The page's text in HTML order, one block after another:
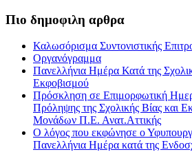
Πιο δημοφιλη αρθρα
Καλωσόρισμα Συντονιστικής
Οργανόγραμμα
Πανελλήνια Ημέρα Κατά της
Εκφοβισμού
Πρόσκληση σε Επιμορφωτική
Πρόληψης της Σχολικής Βίας και
Μονάδων Π.Ε. Ανατ.Αττικής
Ο λόγος που εκφώνησε ο
Πανελλήνια Ημέρα κατά της